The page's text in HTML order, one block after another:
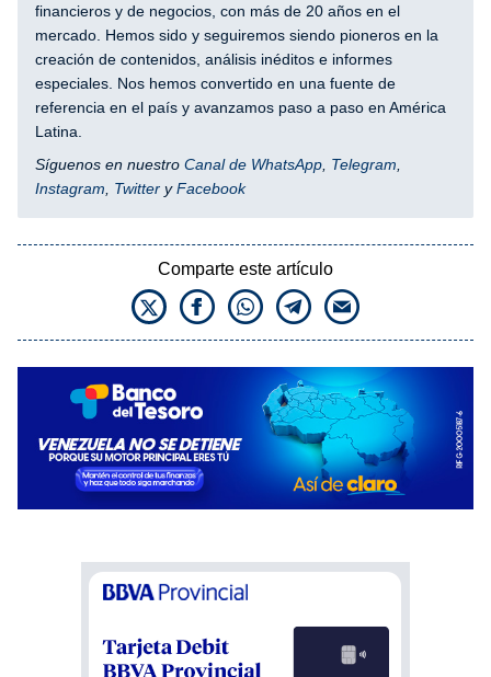
financieros y de negocios, con más de 20 años en el
mercado. Hemos sido y seguiremos siendo pioneros en la
creación de contenidos, análisis inéditos e informes
especiales. Nos hemos convertido en una fuente de
referencia en el país y avanzamos paso a paso en América
Latina.
Síguenos en nuestro Canal de WhatsApp Telegram
Instagram
Twitter yFacebook
Comparte este artículo